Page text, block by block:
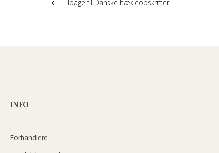
Tilbage til Danske hækleopskrifter
INFO
Forhandlere